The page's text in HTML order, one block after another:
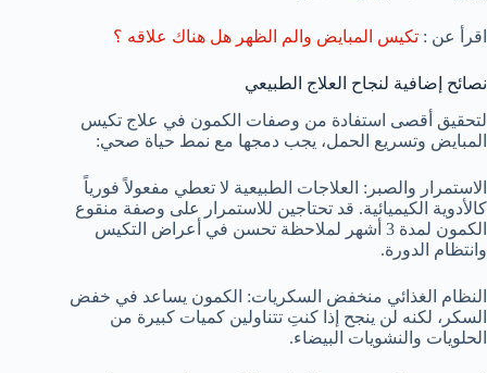
اقرأ عن : تكيس المبايض والم الظهر هل هناك علاقه ؟
نصائح إضافية لنجاح العلاج الطبيعي
لتحقيق أقصى استفادة من وصفات الكمون في علاج تكيس
المبايض وتسريع الحمل، يجب دمجها مع نمط حياة صحي:
الاستمرار والصبر: العلاجات الطبيعية لا تعطي مفعولاً فورياً
كالأدوية الكيميائية. قد تحتاجين للاستمرار على وصفة منقوع
الكمون لمدة 3 أشهر لملاحظة تحسن في أعراض التكيس
وانتظام الدورة.
النظام الغذائي منخفض السكريات: الكمون يساعد في خفض
السكر، لكنه لن ينجح إذا كنتِ تتناولين كميات كبيرة من
الحلويات والنشويات البيضاء.